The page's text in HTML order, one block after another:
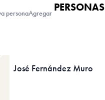
personaAgregar PERSONAS
José Fernández Muro